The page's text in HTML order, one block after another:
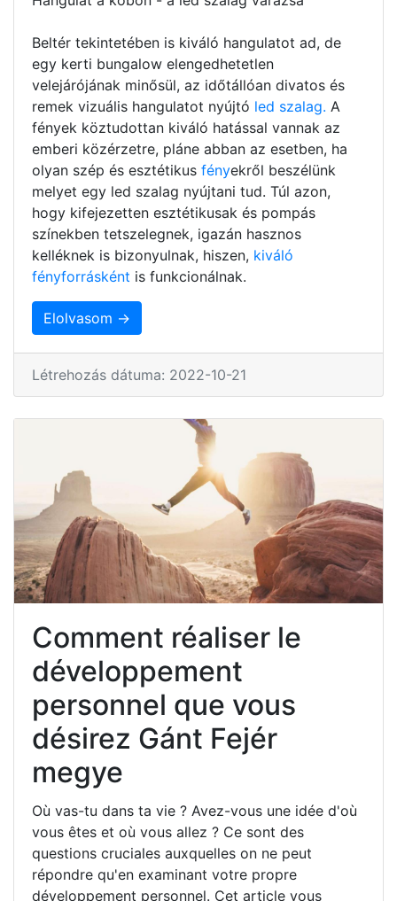
Beltér tekintetében is kiváló hangulatot ad, de
egy kerti bungalow elengedhetetlen
velejárójának minősül, az időtállóan divatos és
remek vizuális hangulatot nyújtó led szalag. A
fények köztudottan kiváló hatással vannak az
emberi közérzetre, pláne abban az esetben, ha
olyan szép és esztétikus fényekről beszélünk
melyet egy led szalag nyújtani tud. Túl azon,
hogy kifejezetten esztétikusak és pompás
színekben tetszelegnek, igazán hasznos
kelléknek is bizonyulnak, hiszen, kiváló
fényforrásként is funkcionálnak.
Elolvasom →
Létrehozás dátuma: 2022-10-21
Comment réaliser le
développement
personnel que vous
désirez Gánt Fejér
megye
Où vas-tu dans ta vie ? Avez-vous une idée d'où
vous êtes et où vous allez ? Ce sont des
questions cruciales auxquelles on ne peut
répondre qu'en examinant votre propre
développement personnel. Cet article vous